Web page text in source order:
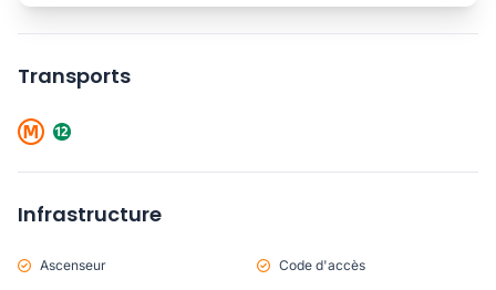
Transports
Infrastructure
Ascenseur Code d'accès